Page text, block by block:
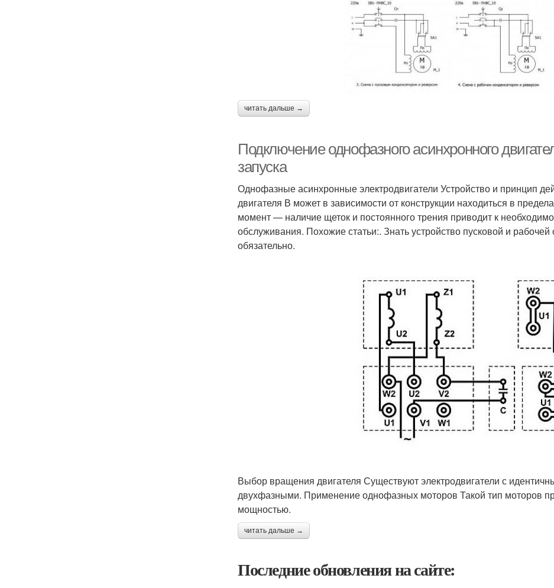
читать дальше →
Подключение однофазного асинхронного
запуска
Однофазные асинхронные электродвигатели Устройство и принцип
двигателя В может в зависимости от конструкции находиться в
момент — наличие щеток и постоянного трения приводит к
обслуживания. Похожие статьи:. Знать устройство пусковой и
обязательно.
Выбор вращения двигателя Существуют электродвигатели с
двухфазными. Применение однофазных моторов Такой тип моторов
мощностью.
читать дальше →
Последние обновления на сайте: